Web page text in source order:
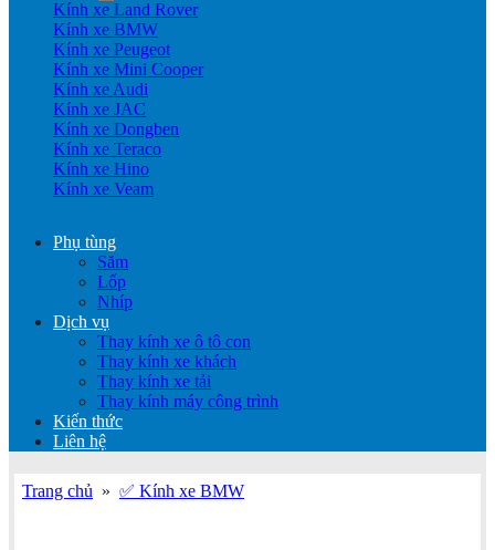
Kính xe Land Rover
Kính xe BMW
Kính xe Peugeot
Kính xe Mini Cooper
Kính xe Audi
Kính xe JAC
Kính xe Dongben
Kính xe Teraco
Kính xe Hino
Kính xe Veam
Phụ tùng
Săm
Lốp
Nhíp
Dịch vụ
Thay kính xe ô tô con
Thay kính xe khách
Thay kính xe tải
Thay kính máy công trình
Kiến thức
Liên hệ
Trang chủ » ✅ Kính xe BMW